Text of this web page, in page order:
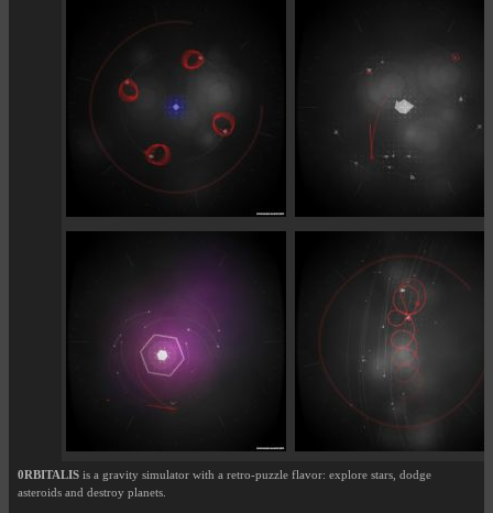
0RBITALIS is a gravity simulator with a retro-puzzle flavor: explore stars, dodge
asteroids and destroy planets.